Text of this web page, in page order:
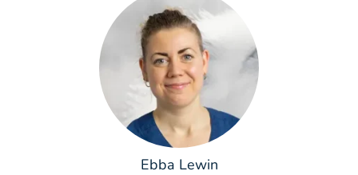
Ebba Lewin